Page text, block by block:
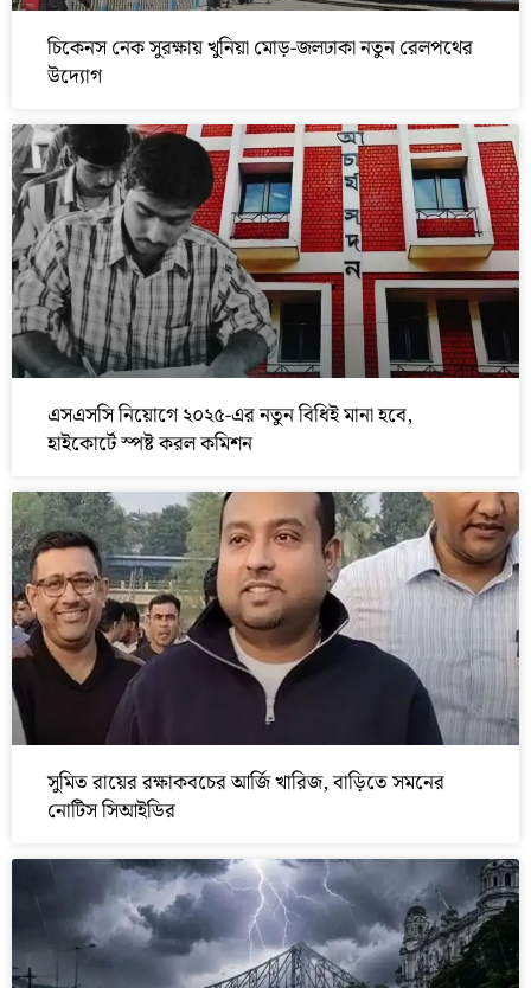
চিকেনস নেক সুরক্ষায় খুনিয়া মোড়-জলঢাকা নতুন রেলপথের
উদ্যোগ
এসএসসি নিয়োগে ২০২৫-এর নতুন বিধিই মানা হবে,
হাইকোর্টে স্পষ্ট করল কমিশন
সুমিত রায়ের রক্ষাকবচের আর্জি খারিজ, বাড়িতে সমনের
নোটিস সিআইডির